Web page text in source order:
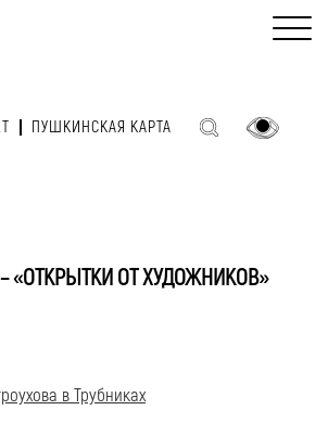
ПУШКИНСКАЯ КАРТА
«ОТКРЫТКИ ОТ ХУДОЖНИКОВ»
в Трубниках